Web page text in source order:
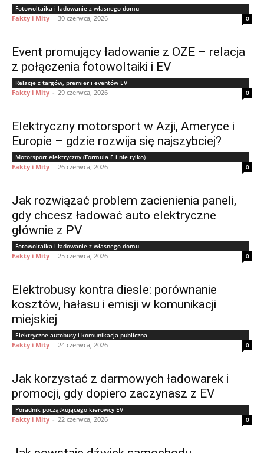
Fotowoltaika i ładowanie z własnego domu
Fakty i Mity - 30 czerwca, 2026 0
Event promujący ładowanie z OZE – relacja
z połączenia fotowoltaiki i EV
Relacje z targów, premier i eventów EV
Fakty i Mity - 29 czerwca, 2026 0
Elektryczny motorsport w Azji, Ameryce i
Europie – gdzie rozwija się najszybciej?
Motorsport elektryczny (Formula E i nie tylko)
Fakty i Mity - 26 czerwca, 2026 0
Jak rozwiązać problem zacienienia paneli,
gdy chcesz ładować auto elektryczne
głównie z PV
Fotowoltaika i ładowanie z własnego domu
Fakty i Mity - 25 czerwca, 2026 0
Elektrobusy kontra diesle: porównanie
kosztów, hałasu i emisji w komunikacji
miejskiej
Elektryczne autobusy i komunikacja publiczna
Fakty i Mity - 24 czerwca, 2026 0
Jak korzystać z darmowych ładowarek i
promocji, gdy dopiero zaczynasz z EV
Poradnik początkującego kierowcy EV
Fakty i Mity - 22 czerwca, 2026 0